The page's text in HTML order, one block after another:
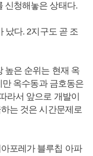
신청해놓은 상태다.
났다. 2지구도 곧 조
높은 순위는 현재 옥
옥수동과 금호동은
라서 앞으로 개발이
는 것은 시간문제로
포레가 블루칩 아파